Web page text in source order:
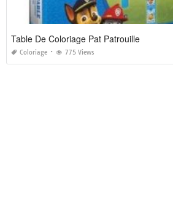
Table De Coloriage Pat Patrouille
Coloriage 775 Views